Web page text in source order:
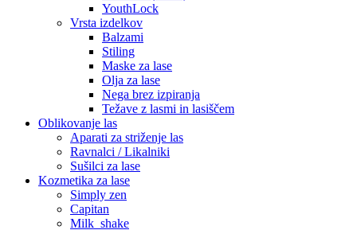
YouthLock
Vrsta izdelkov
Balzami
Stiling
Maske za lase
Olja za lase
Nega brez izpiranja
Težave z lasmi in lasiščem
Oblikovanje las
Aparati za striženje las
Ravnalci / Likalniki
Sušilci za lase
Kozmetika za lase
Simply zen
Capitan
Milk_shake